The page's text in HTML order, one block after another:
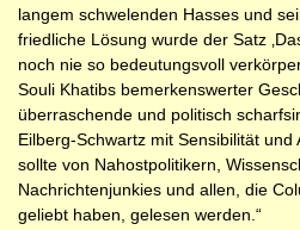
langem schwelenden Hasses und
friedliche Lösung wurde der Satz
noch nie so bedeutungsvoll
Souli Khatibs bemerkenswerter
überraschende und politisch
Eilberg-Schwartz mit Sensibilität und
sollte von Nahostpolitikern,
Nachrichtenjunkies und allen, die
geliebt haben, gelesen werden.“